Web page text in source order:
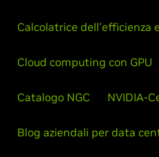
Calcolatrice dell'efficienza
Cloud computing con GPU
Catalogo NGC NVIDIA-
Blog aziendali per data